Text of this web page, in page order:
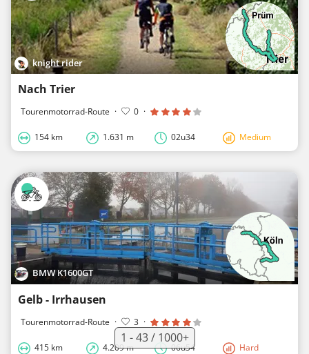
knight rider
Nach Trier
Tourenmotorrad-Route · 0 ·
154 km 1.631 m 02u34 Medium
BMW K1600GT
Gelb - Irrhausen
Tourenmotorrad-Route · 3 ·
415 km 4.209 m 06u54 Hard
1 - 43 / 1000+